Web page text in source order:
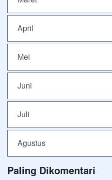
April
Mei
Juni
Juli
Agustus
Paling Dikomentari